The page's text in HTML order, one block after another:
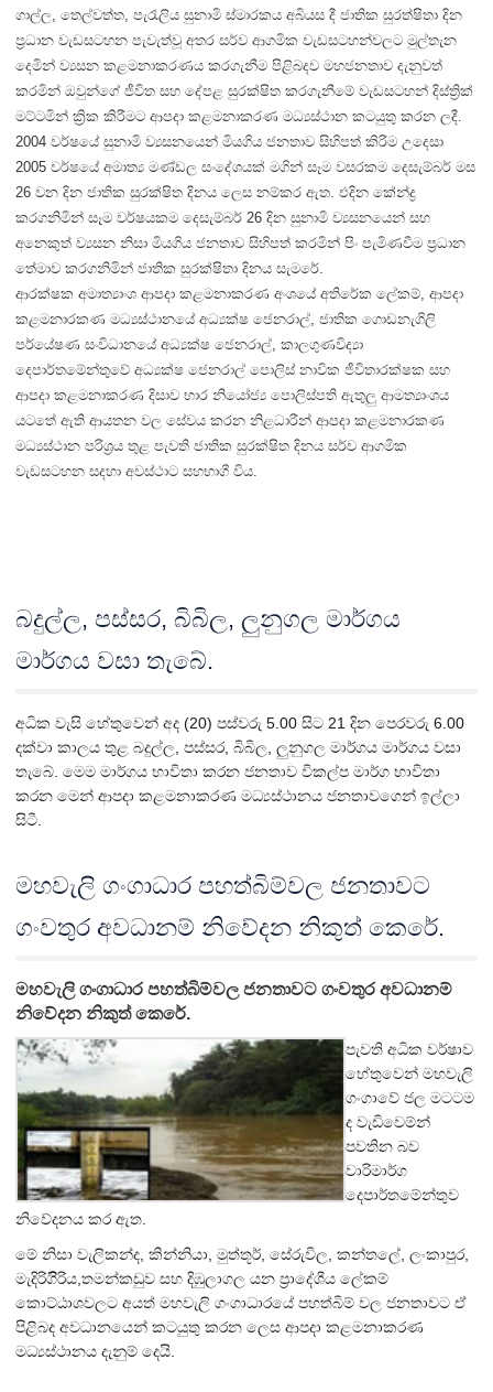
ගාල්ල, තෙල්වත්ත, පැරෑලිය සුනාමි ස්‌මාරකය අබියස දී ජාතික සුරත්ෂිතා දින
ප්‍රධාන වැඩසටහන පැවැත්වූ අතර සර්ව ආගමික වැඩසටහන්වලට මුල්තැන
දෙමින් ව්‍යසන කළමනාකරණය කරගැනීම පිළිබදව මහජනතාව දැනුවත්
කරමින් ඔවුන්ගේ ජීවිත සහ දේපළ සුරක්ෂිත කරගැනීමේ වැඩසටහන් දිස්ත්‍රික්
මට්ටමින් ක්‍රික කිරීමට ආපදා කළමනාකරණ මධ්‍යස්ථාන කටයුතු කරන ලදී.
2004 වර්ෂයේ සුනාමි ව්‍යසනයෙන් මියගිය ජනතාව සිහිපත් කිරිම උදෙසා
2005 වර්ෂයේ අමාත්‍ය මණ්ඩල සංදේශයක් මගින් සෑම වසරකම දෙසැම්බර් මස
26 වන දින ජාතික සුරක්ෂිත දිනය ලෙස නම්කර ඇත. එදින කේන්ද්‍ර
කරගනිමින් සෑම වර්ෂයකම දෙසැම්බර් 26 දින සුනාමි ව්‍යසනයෙන් සහ
අනෙකුත් ව්‍යසන නිසා මියගිය ජනතාව සිහිපත් කරමින් පිං පැමිණවීම ප්‍රධාන
තේමාව කරගනිමින් ජාතික සුරක්ෂිතා දිනය සැමරේ.
ආරක්ෂක අමාත්‍යාංශ ආපදා කළමනාකරණ අංශයේ අතිරේක ලේකම්, ආපදා
කළමනාරකණ මධ්‍යස්ථානයේ අධ්‍යක්ෂ ජෙනරාල්, ජාතික ගොඩනැගිලි
පර්යේෂණ සංවිධානයේ අධ්‍යක්ෂ ජෙනරාල්, කාලගුණවිද්‍යා
දෙපාර්තමේන්තුවේ අධ්‍යක්ෂ ජෙනරාල් පොලිස් නාවික ජීවිතාරක්ෂක සහ
ආපදා කළමනාකරණ දිසාව භාර නියෝජ්‍ය පොලිස්පති ඇතුලු ආමත්‍යාංශය
යටතේ ඇති ආයතන වල සේවය කරන නිළධාරීන් ආපදා කළමනාරකණ
මධ්‍යස්ථාන පරිශ්‍රය තුළ පැවති ජාතික සුරක්ෂිත දිනය සර්ව ආගමික
වැඩසටහන සදහා අවස්ථාට සහභාගී විය.
බදුල්ල, පස්සර, බිබිල, ලුනුගල මාර්ගය
මාර්ගය වසා තැබේ.
අධික වැසි හේතුවෙන් අද (20) පස්වරු 5.00 සිට 21 දින පෙරවරු 6.00
දක්වා කාලය තුළ බදුල්ල, පස්සර, බිබිල, ලුනුගල මාර්ගය මාර්ගය වසා
තැබේ. මෙම මාර්ගය භාවිතා කරන ජනතාව විකල්ප මාර්ග භාවිතා
කරන මෙන් ආපදා කළමනාකරණ මධ්යස්ථානය ජනතාවගෙන් ඉල්ලා
සිටී.
මහවැලි ගංගාධාර පහත්බිම්වල ජනතාවට
ගංවතුර අවධානම් නිවේදන නිකුත් කෙරේ.
මහවැලි ගංගාධාර පහත්බිම්වල ජනතාවට ගංවතුර අවධානම්
නිවේදන නිකුත් කෙරේ.
පැවති අධික වර්ෂාව
හේතුවෙන් මහවැලි
ගංගාවේ ජල මටටම
ද වැඩිවෙම්න්
පවතින බව
වාරිමාර්ග
දෙපාර්තමේන්තුව
නිවේදනය කර ඇත.
මේ නිසා වැලිකන්ද, කින්නියා, මුත්තූර්, සේරුවිල, කන්තලේ, ලංකාපුර,
මැදිරිගිිරිය,තමන්කඩුව සහ දිඹුලාගල යන ප්රාදේශීය ලේකම්
කොට්ඨාශවලට අයත් මහවැලි ගංගාධාරයේ පහත්බිම් වල ජනතාවට ඒ
පිළිබද අවධානයෙන් කටයුතු කරන ලෙස ආපදා කළමනාකරණ
මධ්යස්ථානය දැනුම් දෙයි.